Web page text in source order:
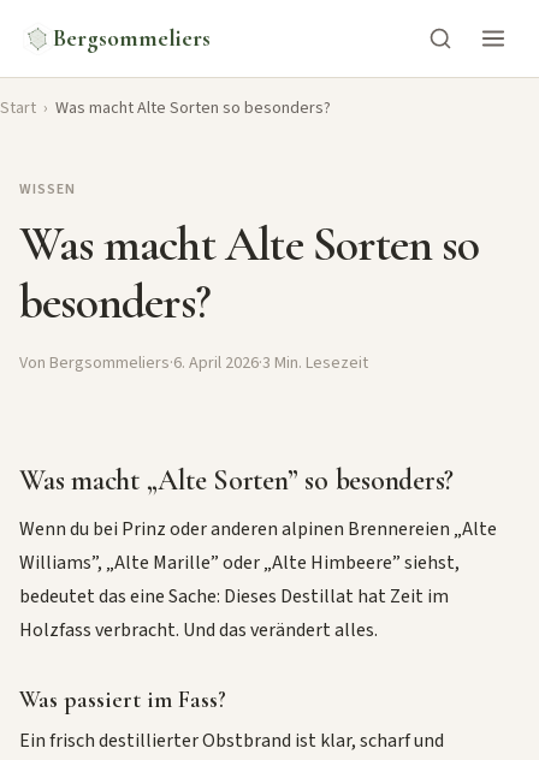
Bergsommeliers
Start › Was macht Alte Sorten so besonders?
WISSEN
Was macht Alte Sorten so
besonders?
Von Bergsommeliers·6. April 2026·3 Min. Lesezeit
Was macht „Alte Sorten” so besonders?
Wenn du bei Prinz oder anderen alpinen Brennereien „Alte
Williams”, „Alte Marille” oder „Alte Himbeere” siehst,
bedeutet das eine Sache: Dieses Destillat hat Zeit im
Holzfass verbracht. Und das verändert alles.
Was passiert im Fass?
Ein frisch destillierter Obstbrand ist klar, scharf und